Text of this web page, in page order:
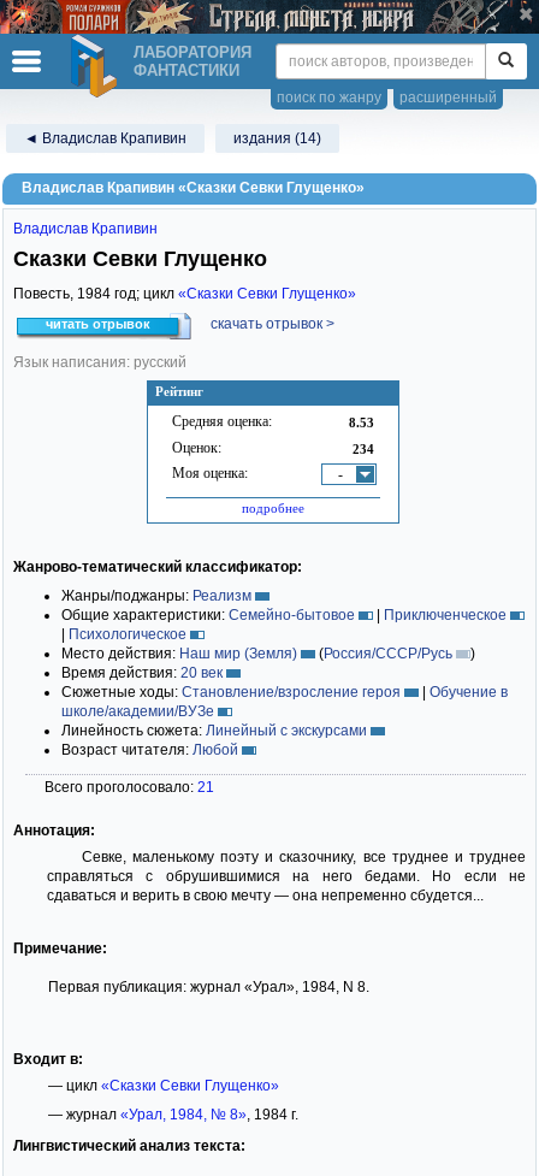
ЛАБОРАТОРИЯ
ФАНТАСТИКИ
расширенный
поиск по жанру
◄ Владислав Крапивин издания (14)
Владислав Крапивин «Сказки Севки Глущенко»
Рейтинг
Средняя оценка: 8.53
Оценок: 234
Моя оценка: -
подробнее
Владислав Крапивин
Сказки Севки Глущенко
Повесть, 1984 год; цикл «Сказки Севки Глущенко»
читать отрывок скачать отрывок >
Язык написания: русский
Жанрово-тематический классификатор:
Жанры/поджанры: Реализм
Общие характеристики: Семейно-бытовое | Приключенческое
| Психологическое
Место действия: Наш мир (Земля) (Россия/СССР/Русь
)
Время действия: 20 век
Сюжетные ходы: Становление/взросление героя | Обучение в
школе/академии/ВУЗе
Линейность сюжета: Линейный с экскурсами
Возраст читателя: Любой
Всего проголосовало: 21
Аннотация:
Севке, маленькому поэту и сказочнику, все труднее и труднее
справляться с обрушившимися на него бедами. Но если не
сдаваться и верить в свою мечту — она непременно сбудется...
Примечание:
Первая публикация: журнал «Урал», 1984, N 8.
Входит в:
— цикл «Сказки Севки Глущенко»
— журнал «Урал, 1984, № 8», 1984 г.
Лингвистический анализ текста: